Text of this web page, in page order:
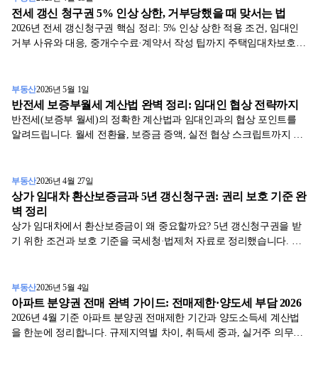
전세 갱신 청구권 5% 인상 상한, 거부당했을 때 맞서는 법
2026년 전세 갱신청구권 핵심 정리: 5% 인상 상한 적용 조건, 임대인
거부 사유와 대응, 중개수수료·계약서 작성 팁까지 주택임대차보호법
부동산2026년 5월 1일
반전세 보증부월세 계산법 완벽 정리: 임대인 협상 전략까지
반전세(보증부 월세)의 정확한 계산법과 임대인과의 협상 포인트를
알려드립니다. 월세 전환율, 보증금 증액, 실전 협상 스크립트까지 포
부동산2026년 4월 27일
상가 임대차 환산보증금과 5년 갱신청구권: 권리 보호 기준 완
벽 정리
상가 임대차에서 환산보증금이 왜 중요할까요? 5년 갱신청구권을 받
기 위한 조건과 보호 기준을 국세청·법제처 자료로 정리했습니다. 임
부동산2026년 5월 4일
아파트 분양권 전매 완벽 가이드: 전매제한·양도세 부담 2026
2026년 4월 기준 아파트 분양권 전매제한 기간과 양도소득세 계산법
을 한눈에 정리합니다. 규제지역별 차이, 취득세 중과, 실거주 의무까